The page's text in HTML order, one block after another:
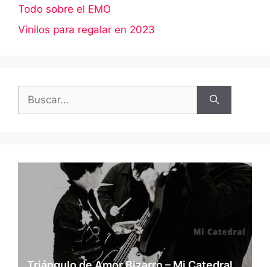
Todo sobre el EMO
Vinilos para regalar en 2023